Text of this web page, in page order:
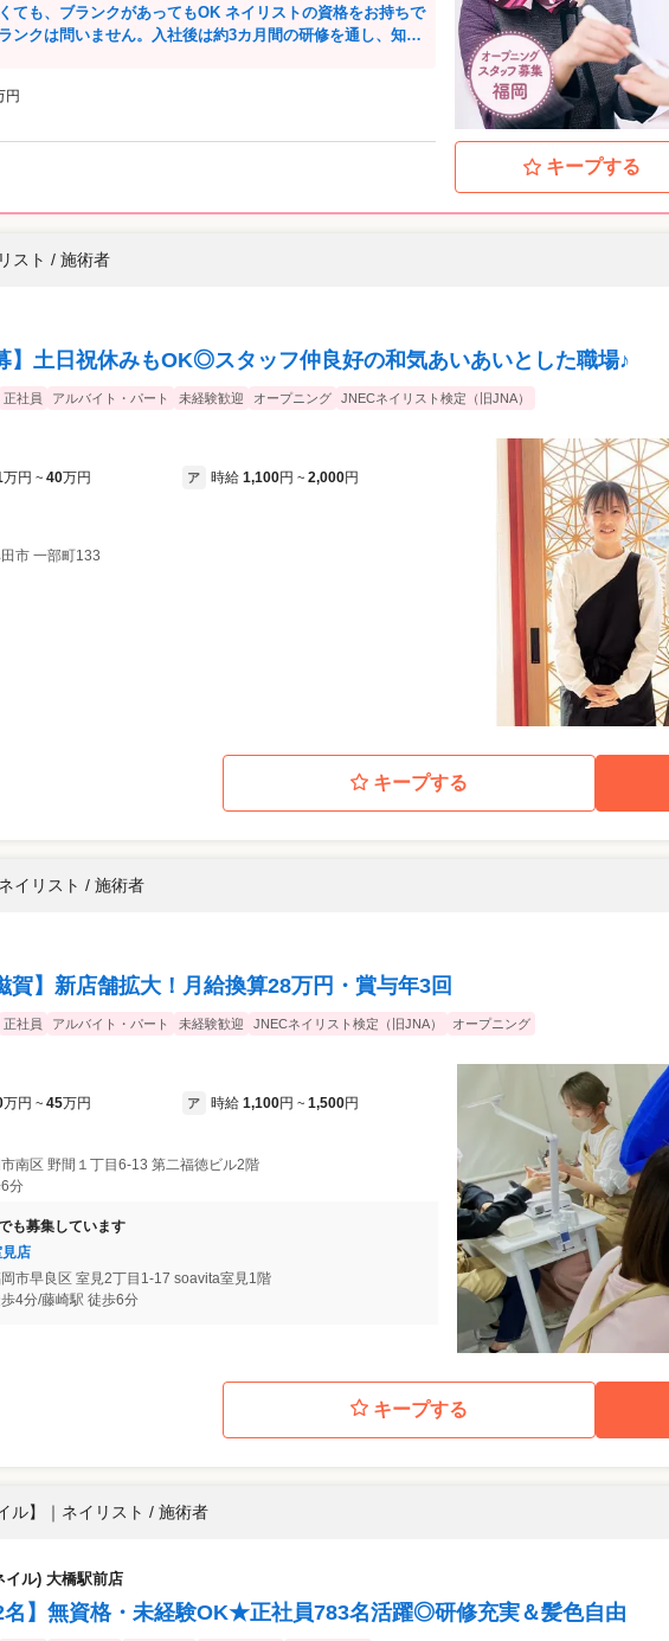
ンクは問いません。入社後は約3カ月間の研修を通し、知識
しっかりレクチャーします。 ⭐オン・オフのメリ
せん。休日の研修や施術レクチャーなどもないため、プラ
みが選べる 「月8日休み」「月
き方を実現できます。 ⭐入社3年目の先輩が語
グレースでは実力や頑張りに応じて昇給・昇格が当たり前
、手元を含めたケアが目的の方が多く、「爪を育てたい」
いが、せめてキレイに見せたい」という方もいらっしゃい
みを持つお客様に、「あなたに施術してもらった後、出先で
嬉しそうに報告していただいた時は、本当に嬉しかったで
わってもこの仕事を続けたいです！
円
キープする
スト / 施術者
】土日祝休みもOK◎スタッフ仲良好の和気あいあいとした職場♪
正社員 アルバイト・パート 未経験歓迎 オープニング JNECネイリスト検定（旧JNA）
万円 ~ 40万円 ア 時給 1,100円 ~ 2,000円
市 一部町133
キープする
ネイリスト / 施術者
賀】新店舗拡大！月給換算28万円・賞与年3回
正社員 アルバイト・パート 未経験歓迎 JNECネイリスト検定（旧JNA） オープニング
万円 ~ 45万円 ア 時給 1,100円 ~ 1,500円
南区 野間１丁目6-13 第二福徳ビル2階
分
も募集しています
見店
市早良区 室見2丁目1-17 soavita室見1階
4分/藤崎駅 徒歩6分
キープする
ル】 ｜ ネイリスト / 施術者
イル) 大橋駅前店
名】無資格・未経験OK★正社員783名活躍◎研修充実＆髪色自由